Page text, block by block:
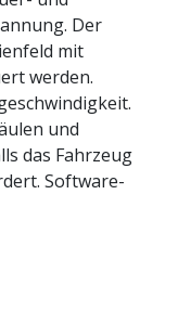
Der
mit
werden.
und
das Fahrzeug
Software-